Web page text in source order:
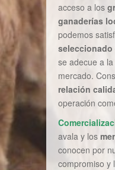
acceso a los
ganaderías
podemos
seleccionado
se adecue a
mercado.
relación
operación
avala y los
conocen por
compromiso y